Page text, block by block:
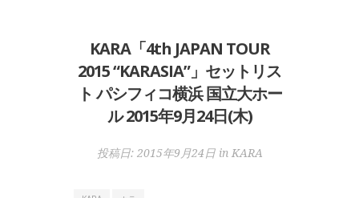
KARA「4th JAPAN TOUR
2015 “KARASIA”」セットリス
ト パシフィコ横浜 国立大ホー
ル 2015年9月24日(木)
投稿日: 2015年9月24日in KARA